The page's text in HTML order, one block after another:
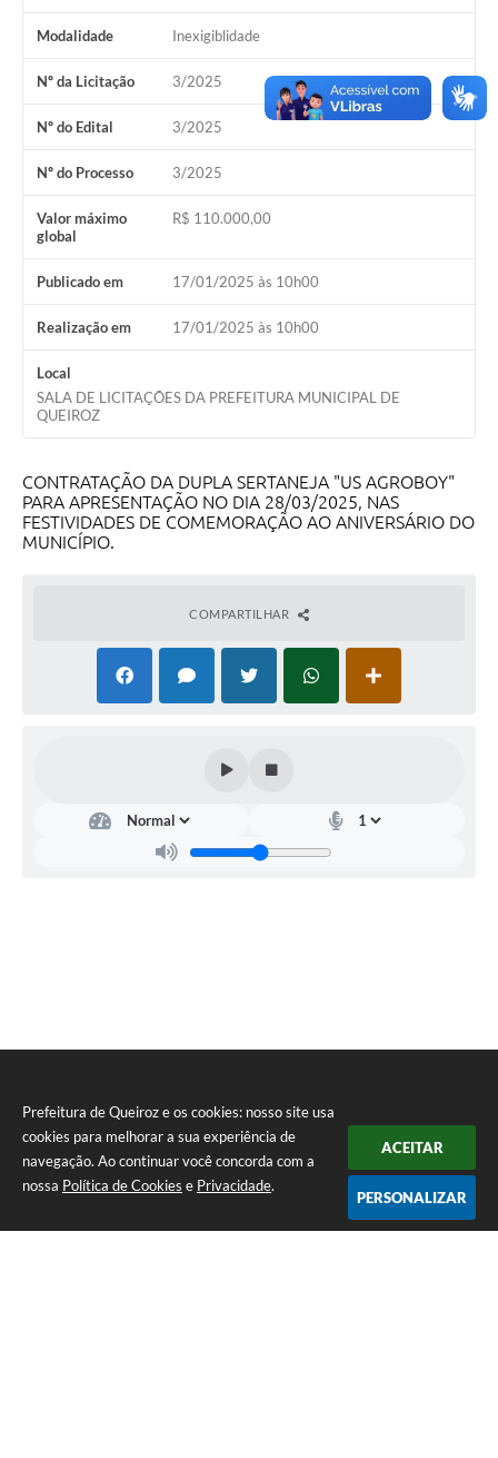
Prefeitura de Queiroz e os cookies: nosso site usa
cookies para melhorar a sua experiência de
navegação. Ao continuar você concorda com a
nossa Política de Cookies e Privacidade.
ACEITAR
PERSONALIZAR
Modalidade Inexigiblidade
Nº da Licitação 3/2025
Nº do Edital 3/2025
Nº do Processo 3/2025
Valor máximo
global
R$ 110.000,00
Publicado em 17/01/2025 às 10h00
Realização em 17/01/2025 às 10h00
Local
SALA DE LICITAÇÕES DA PREFEITURA MUNICIPAL DE
QUEIROZ
CONTRATAÇÃO DA DUPLA SERTANEJA "US AGROBOY"
PARA APRESENTAÇÃO NO DIA 28/03/2025, NAS
FESTIVIDADES DE COMEMORAÇÃO AO ANIVERSÁRIO DO
MUNICÍPIO.
COMPARTILHAR